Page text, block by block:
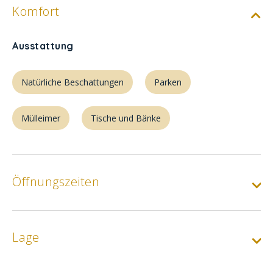
Komfort
Ausstattung
Natürliche Beschattungen Parken
Mülleimer Tische und Bänke
Öffnungszeiten
Lage